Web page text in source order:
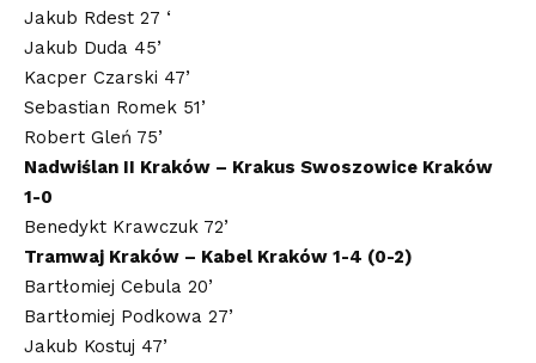
Jakub Rdest 27 ‘
Jakub Duda 45’
Kacper Czarski 47’
Sebastian Romek 51’
Robert Gleń 75’
Nadwiślan II Kraków – Krakus Swoszowice Kraków
1-0
Benedykt Krawczuk 72’
Tramwaj Kraków – Kabel Kraków 1-4 (0-2)
Bartłomiej Cebula 20’
Bartłomiej Podkowa 27’
Jakub Kostuj 47’